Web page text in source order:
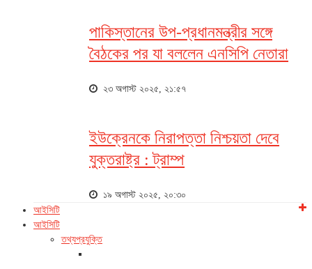
পাকিস্তানের উপ-প্রধানমন্ত্রীর সঙ্গে
বৈঠকের পর যা বললেন এনসিপি নেতারা
২৩ অগাস্ট ২০২৫, ২১:৫৭
ইউক্রেনকে নিরাপত্তা নিশ্চয়তা দেবে
যুক্তরাষ্ট্র : ট্রাম্প
১৯ অগাস্ট ২০২৫, ২০:৩০
আইসিটি
আইসিটি
তথ্যপ্রযুক্তি